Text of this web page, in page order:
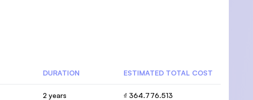
DURATION ESTIMATED TOTAL COST
2 years ₫ 364.776.513